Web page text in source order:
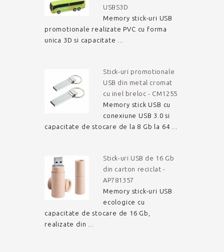
USBS3D
Memory stick-uri USB
promotionale realizate PVC cu forma
unica 3D si capacitate ...
Stick-uri promotionale
USB din metal cromat
cu inel breloc - CM1255
Memory stick USB cu
conexiune USB 3.0 si
capacitate de stocare de la 8 Gb la 64 ...
Stick-uri USB de 16 Gb
din carton reciclat -
AP781357
Memory stick-uri USB
ecologice cu
capacitate de stocare de 16 Gb,
realizate din ...